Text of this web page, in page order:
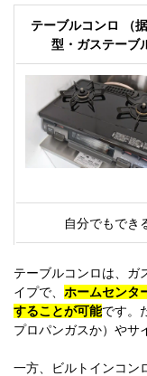
テーブルコンロ （
型・ガステーブ
自分でもでき
テーブルコンロは、ガ
イプで、 ホームセンタ
することが可能です。
プロパンガスか）やサ
一方、ビルトインコン